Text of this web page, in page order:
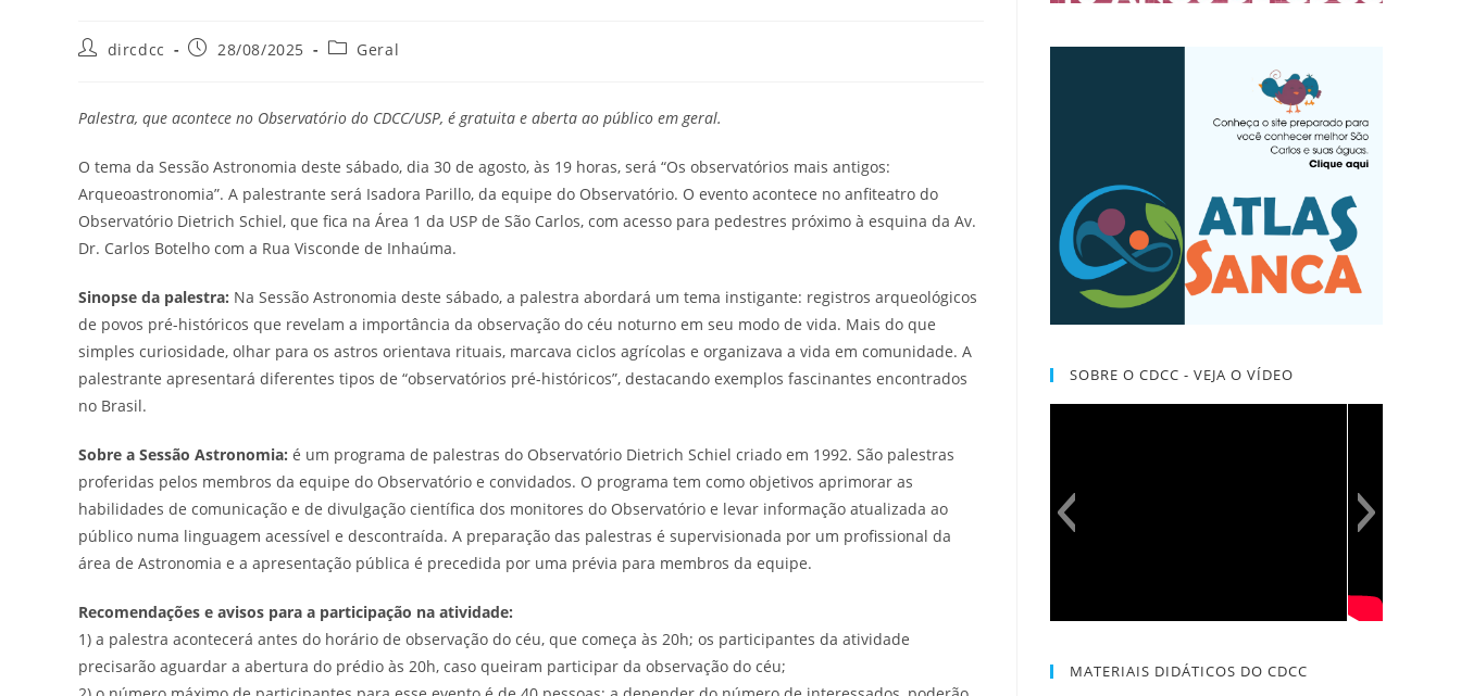
dircdcc 28/08/2025 Geral
Palestra, que acontece no Observatório do CDCC/USP, é gratuita e aberta ao público em geral.
O tema da Sessão Astronomia deste sábado, dia 30 de agosto, às 19 horas, será “Os observatórios mais antigos:
Arqueoastronomia”. A palestrante será Isadora Parillo, da equipe do Observatório. O evento acontece no anfiteatro do
Observatório Dietrich Schiel, que fica na Área 1 da USP de São Carlos, com acesso para pedestres próximo à esquina da Av.
Dr. Carlos Botelho com a Rua Visconde de Inhaúma.
Sinopse da palestra: Na Sessão Astronomia deste sábado, a palestra abordará um tema instigante: registros arqueológicos
de povos pré-históricos que revelam a importância da observação do céu noturno em seu modo de vida. Mais do que
simples curiosidade, olhar para os astros orientava rituais, marcava ciclos agrícolas e organizava a vida em comunidade. A
palestrante apresentará diferentes tipos de “observatórios pré-históricos”, destacando exemplos fascinantes encontrados
no Brasil.
Sobre a Sessão Astronomia: é um programa de palestras do Observatório Dietrich Schiel criado em 1992. São palestras
proferidas pelos membros da equipe do Observatório e convidados. O programa tem como objetivos aprimorar as
habilidades de comunicação e de divulgação científica dos monitores do Observatório e levar informação atualizada ao
público numa linguagem acessível e descontraída. A preparação das palestras é supervisionada por um profissional da
área de Astronomia e a apresentação pública é precedida por uma prévia para membros da equipe.
Recomendações e avisos para a participação na atividade:
1) a palestra acontecerá antes do horário de observação do céu, que começa às 20h; os participantes da atividade
precisarão aguardar a abertura do prédio às 20h, caso queiram participar da observação do céu;
SOBRE O CDCC - VEJA O VÍDEO
MATERIAIS DIDÁTICOS DO CDCC